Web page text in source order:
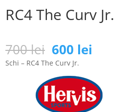
RC4 The Curv Jr.
700lei Prețul
inițial
a
fost:
700 lei.
600 lei
600 lei.
Schi – RC4 The Curv Jr.